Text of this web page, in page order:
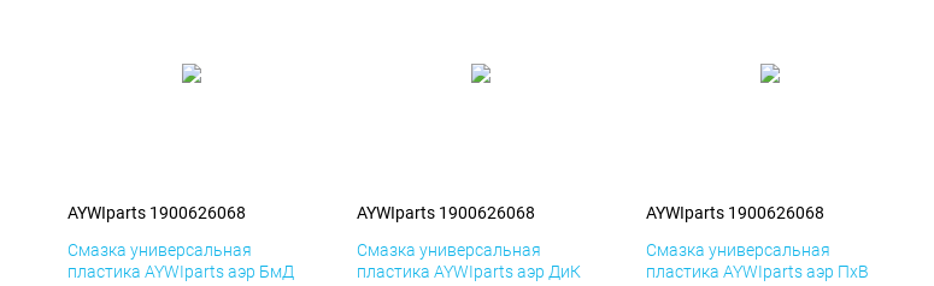
AYWIparts 1900626068
Смазка универсальная
пластика AYWIparts аэр БмД
AYWIparts 1900626068
Смазка универсальная
пластика AYWIparts аэр ДиК
AYWIparts 1900626068
Смазка универсальная
пластика AYWIparts аэр ПхВ